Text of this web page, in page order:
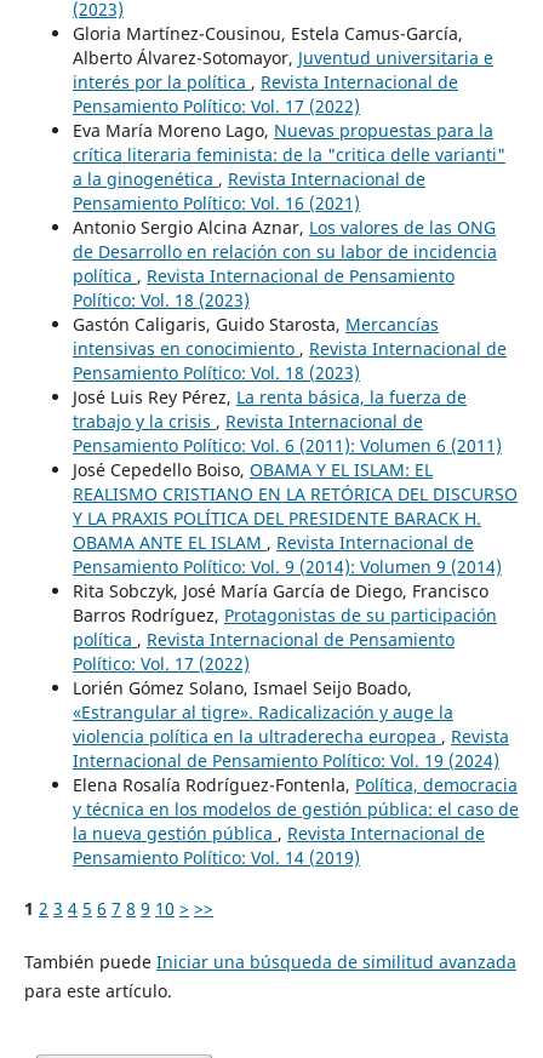
(2023)
Gloria Martínez-Cousinou, Estela Camus-García,
Alberto Álvarez-Sotomayor, Juventud universitaria e
interés por la política , Revista Internacional de
Pensamiento Político: Vol. 17 (2022)
Eva María Moreno Lago, Nuevas propuestas para la
crítica literaria feminista: de la "critica delle varianti"
a la ginogenética , Revista Internacional de
Pensamiento Político: Vol. 16 (2021)
Antonio Sergio Alcina Aznar, Los valores de las ONG
de Desarrollo en relación con su labor de incidencia
política , Revista Internacional de Pensamiento
Político: Vol. 18 (2023)
Gastón Caligaris, Guido Starosta, Mercancías
intensivas en conocimiento , Revista Internacional de
Pensamiento Político: Vol. 18 (2023)
José Luis Rey Pérez, La renta básica, la fuerza de
trabajo y la crisis , Revista Internacional de
Pensamiento Político: Vol. 6 (2011): Volumen 6 (2011)
José Cepedello Boiso, OBAMA Y EL ISLAM: EL
REALISMO CRISTIANO EN LA RETÓRICA DEL DISCURSO
Y LA PRAXIS POLÍTICA DEL PRESIDENTE BARACK H.
OBAMA ANTE EL ISLAM , Revista Internacional de
Pensamiento Político: Vol. 9 (2014): Volumen 9 (2014)
Rita Sobczyk, José María García de Diego, Francisco
Barros Rodríguez, Protagonistas de su participación
política , Revista Internacional de Pensamiento
Político: Vol. 17 (2022)
Lorién Gómez Solano, Ismael Seijo Boado,
«Estrangular al tigre». Radicalización y auge la
violencia política en la ultraderecha europea , Revista
Internacional de Pensamiento Político: Vol. 19 (2024)
Elena Rosalía Rodríguez-Fontenla, Política, democracia
y técnica en los modelos de gestión pública: el caso de
la nueva gestión pública , Revista Internacional de
Pensamiento Político: Vol. 14 (2019)
1 2 3 4 5 6 7 8 9 10 > >>
También puede Iniciar una búsqueda de similitud avanzada
para este artículo.